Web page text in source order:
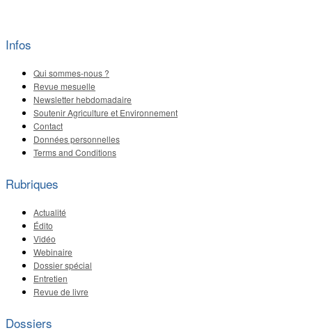
Infos
Qui sommes-nous ?
Revue mesuelle
Newsletter hebdomadaire
Soutenir Agriculture et Environnement
Contact
Données personnelles
Terms and Conditions
Rubriques
Actualité
Édito
Vidéo
Webinaire
Dossier spécial
Entretien
Revue de livre
Dossiers